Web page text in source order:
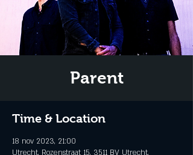
Parent
Time & Location
18 nov 2023, 21:00
Utrecht, Rozenstraat 15, 3511 BV Utrecht,